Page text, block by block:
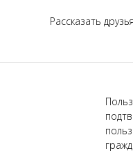
Рассказать